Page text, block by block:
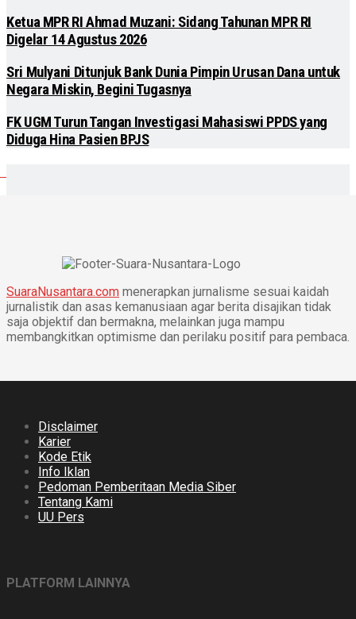
Ketua MPR RI Ahmad Muzani: Sidang Tahunan MPR RI
Digelar 14 Agustus 2026
Sri Mulyani Ditunjuk Bank Dunia Pimpin Urusan Dana untuk
Negara Miskin, Begini Tugasnya
FK UGM Turun Tangan Investigasi Mahasiswi PPDS yang
Diduga Hina Pasien BPJS
SuaraNusantara.com menerapkan jurnalisme sesuai kaidah
jurnalistik dan asas kemanusiaan agar berita disajikan tidak
saja objektif dan bermakna, melainkan juga mampu
membangkitkan optimisme dan perilaku positif para pembaca.
Disclaimer
Karier
Kode Etik
Info Iklan
Pedoman Pemberitaan Media Siber
Tentang Kami
UU Pers
PLATFORM LAINNYA